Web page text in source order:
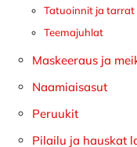
Tatuoinnit ja tarrat
Teemajuhlat
Maskeeraus ja
Naamiaisasut
Peruukit
Pilailu ja hauskat